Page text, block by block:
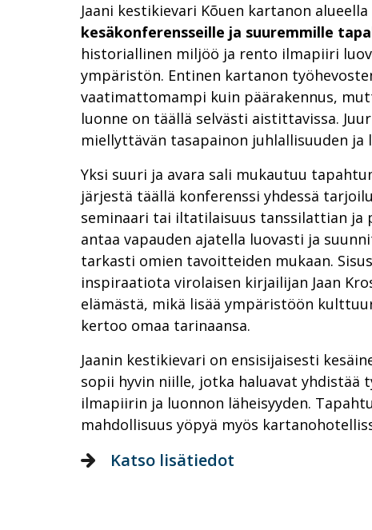
Jaani kestikievari Kõuen kartanon
kesäkonferensseille ja suuremmille
historiallinen miljöö ja rento ilmapiiri
ympäristön. Entinen kartanon
vaatimattomampi kuin päärakennus,
luonne on täällä selvästi aistittavissa.
miellyttävän tasapainon juhlallisuuden ja
Yksi suuri ja avara sali mukautuu
järjestä täällä konferenssi yhdessä
seminaari tai iltatilaisuus tanssilattian ja
antaa vapauden ajatella luovasti ja
tarkasti omien tavoitteiden mukaan.
inspiraatiota virolaisen kirjailijan Jaan
elämästä, mikä lisää ympäristöön
kertoo omaa tarinaansa.
Jaanin kestikievari on ensisijaisesti
sopii hyvin niille, jotka haluavat yhdistää
ilmapiirin ja luonnon läheisyyden.
mahdollisuus yöpyä myös
Katso lisätiedot